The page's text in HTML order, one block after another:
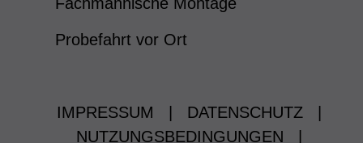
Probefahrt vor Ort
IMPRESSUM DATENSCHUTZ
NUTZUNGSBEDINGUNGEN